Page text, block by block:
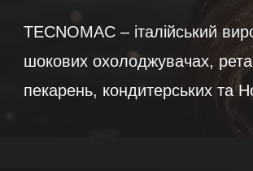
TECNOMAC – італійський
шокових охолоджувачах,
пекарень, кондитерських та